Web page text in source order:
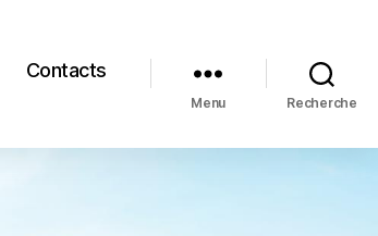
Contacts
Menu Recherche